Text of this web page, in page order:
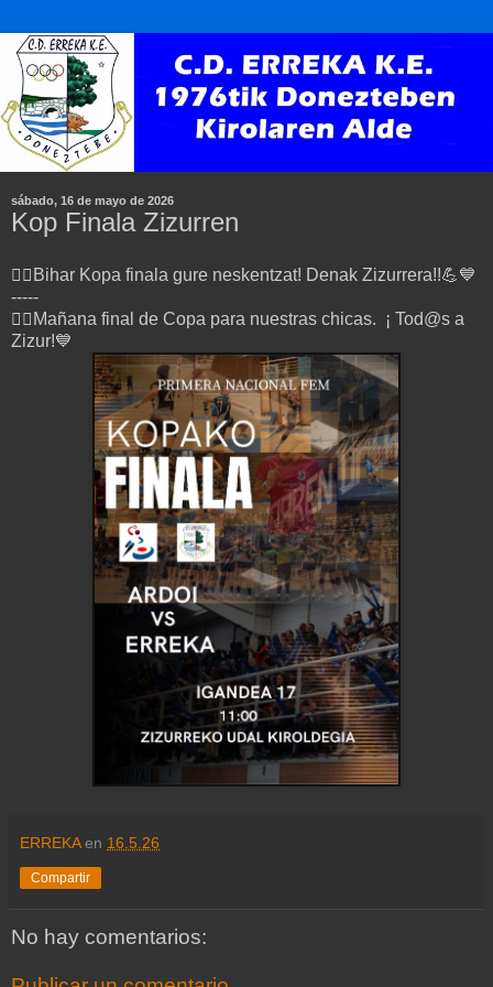
sábado, 16 de mayo de 2026
Kop Finala Zizurren
🤾‍♂️Bihar Kopa finala gure neskentzat! Denak Zizurrera!!💪💙
-----
🤾‍♂️Mañana final de Copa para nuestras chicas. ¡ Tod@s a
Zizur!💙
ERREKA en 16.5.26
Compartir
No hay comentarios: